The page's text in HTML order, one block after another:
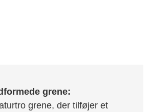
grene:
grene, der tilføjer et